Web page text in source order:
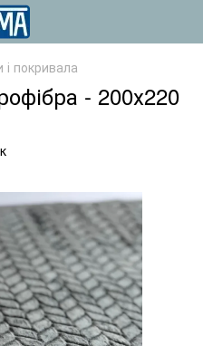
і покривала
- 200х220